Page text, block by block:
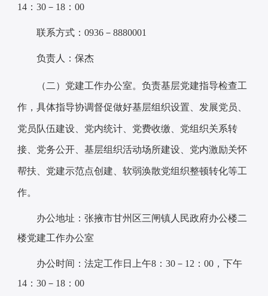
14：30－18：00
联系方式：0936－8880001
负责人：保杰
（二）党建工作办公室。 负责基层党建指导检查工
作，具体指导协调督促做好基层组织设置、发展党员、
党员队伍建设、党内统计、党费收缴、党组织关系转
接、党务公开、基层组织活动场所建设、党内激励关怀
帮扶、党建示范点创建、软弱涣散党组织整顿转化等工
作。
办公地址：张掖市甘州区三闸镇人民政府办公楼二
楼党建工作办公室
办公时间：法定工作日上午8：30－12：00，下午
14：30－18：00